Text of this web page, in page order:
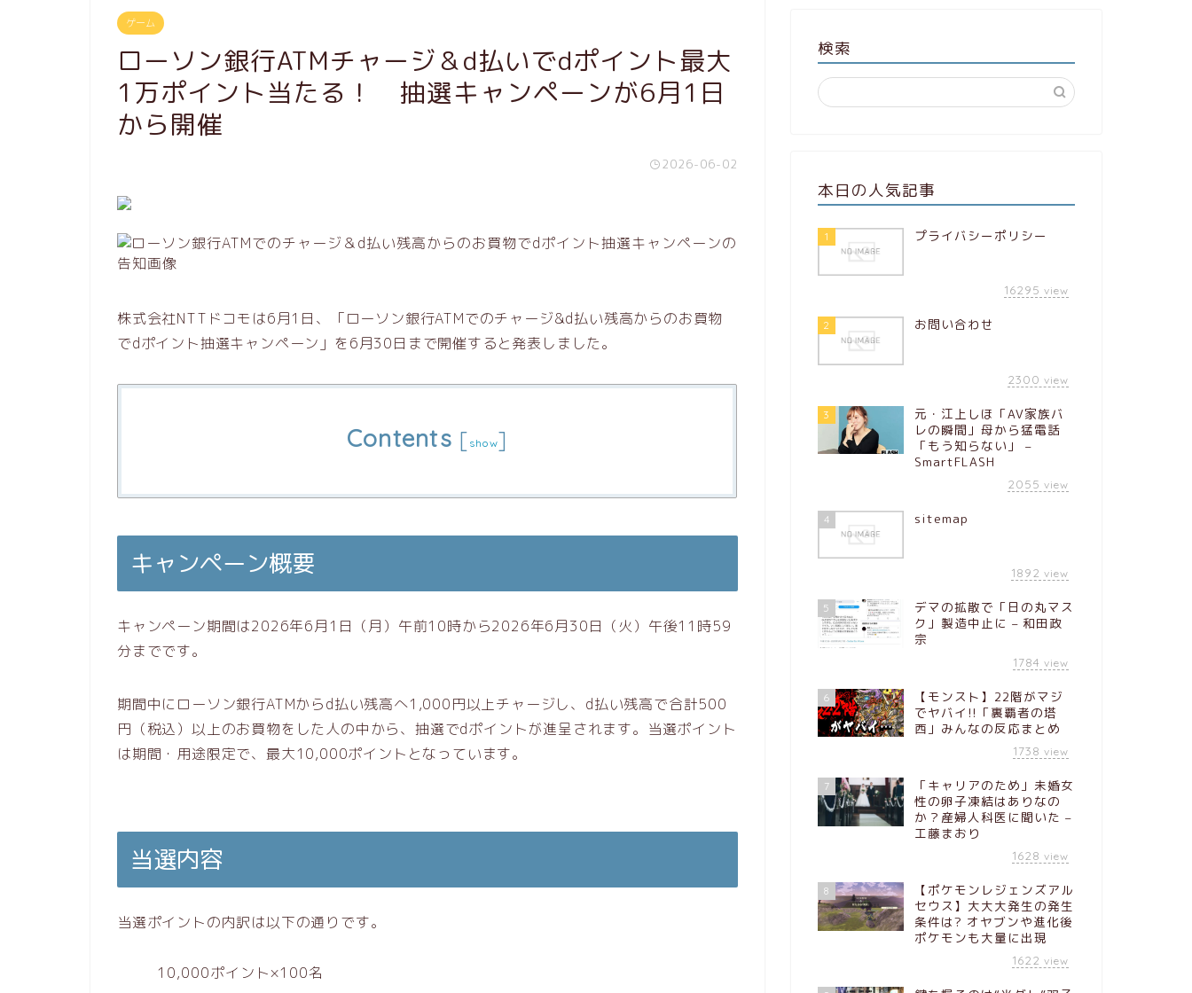
ゲーム
ローソン銀行ATMチャージ＆d払いでdポイント最大
1万ポイント当たる！ 抽選キャンペーンが6月1日
から開催
2026-06-02
株式会社NTTドコモは6月1日、「ローソン銀行ATMでのチャージ&d払い残高からのお買物
でdポイント抽選キャンペーン」を6月30日まで開催すると発表しました。
Contents [ show]
キャンペーン概要
キャンペーン期間は2026年6月1日（月）午前10時から2026年6月30日（火）午後11時59
分までです。
期間中にローソン銀行ATMからd払い残高へ1,000円以上チャージし、d払い残高で合計500
円（税込）以上のお買物をした人の中から、抽選でdポイントが進呈されます。当選ポイント
は期間・用途限定で、最大10,000ポイントとなっています。
当選内容
当選ポイントの内訳は以下の通りです。
10,000ポイント×100名
検索
本日の人気記事
1 プライバシーポリシー
16295 view
2 お問い合わせ
2300 view
3
元・江上しほ「AV家族バ
レの瞬間」母から猛電話
「もう知らない」 –
SmartFLASH
2055 view
4 sitemap
1892 view
5
デマの拡散で「日の丸マス
ク」製造中止に – 和田政
宗
1784 view
6
【モンスト】22階がマジ
でヤバイ!!「裏覇者の塔
西」みんなの反応まとめ
1738 view
7
「キャリアのため」未婚女
性の卵子凍結はありなの
か？産婦人科医に聞いた –
工藤まおり
1628 view
8
【ポケモンレジェンズアル
セウス】大大大発生の発生
条件は? オヤブンや進化後
ポケモンも大量に出現
1622 view